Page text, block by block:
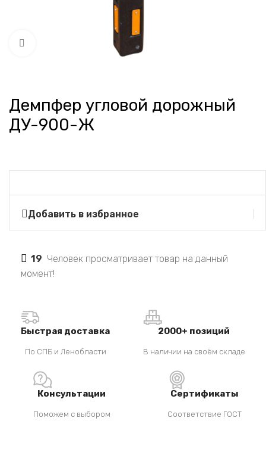
Нажмите, чтобы увеличить
Демпфер угловой дорожный
ДУ-900-Ж
Добавить в избранное
19 Человек просматривает товар на данный
момент!
Быстрая доставка
По СПБ и Ленобласти
2000+ позиций
В наличии на своём складе
Консультации
Поможем с выбором
Сертификаты
Соответствие ГОСТ